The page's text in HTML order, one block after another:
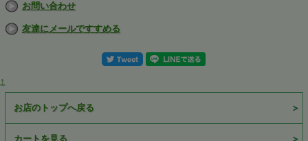
お問い合わせ
友達にメールですすめる
↑
お店のトップへ戻る
カートを見る